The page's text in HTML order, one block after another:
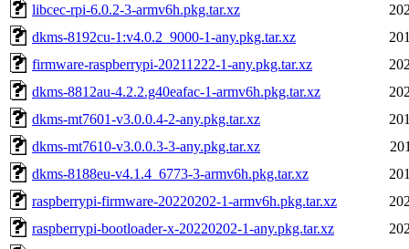
libcec-rpi-6.0.2-3-armv6h.pkg.tar.xz
dkms-8192cu-1:v4.0.2_9000-1-any.pkg.tar.xz
firmware-raspberrypi-20211222-1-any.pkg.tar.xz
dkms-8812au-4.2.2.g40eafac-1-armv6h.pkg.tar.xz
dkms-mt7601-v3.0.0.4-2-any.pkg.tar.xz
dkms-mt7610-v3.0.0.3-3-any.pkg.tar.xz
dkms-8188eu-v4.1.4_6773-3-armv6h.pkg.tar.xz
raspberrypi-firmware-20220202-1-armv6h.pkg.tar.xz
raspberrypi-bootloader-x-20220202-1-any.pkg.tar.xz